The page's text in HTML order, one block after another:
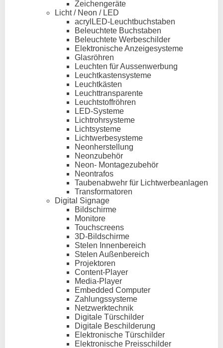
Zeichengeräte
Licht / Neon / LED
acrylLED-Leuchtbuchstaben
Beleuchtete Buchstaben
Beleuchtete Werbeschilder
Elektronische Anzeigesysteme
Glasröhren
Leuchten für Aussenwerbung
Leuchtkastensysteme
Leuchtkästen
Leuchttransparente
Leuchtstoffröhren
LED-Systeme
Lichtrohrsysteme
Lichtsysteme
Lichtwerbesysteme
Neonherstellung
Neonzubehör
Neon- Montagezubehör
Neontrafos
Taubenabwehr für Lichtwerbeanlagen
Transformatoren
Digital Signage
Bildschirme
Monitore
Touchscreens
3D-Bildschirme
Stelen Innenbereich
Stelen Außenbereich
Projektoren
Content-Player
Media-Player
Embedded Computer
Zahlungssysteme
Netzwerktechnik
Digitale Türschilder
Digitale Beschilderung
Elektronische Türschilder
Elektronische Preisschilder